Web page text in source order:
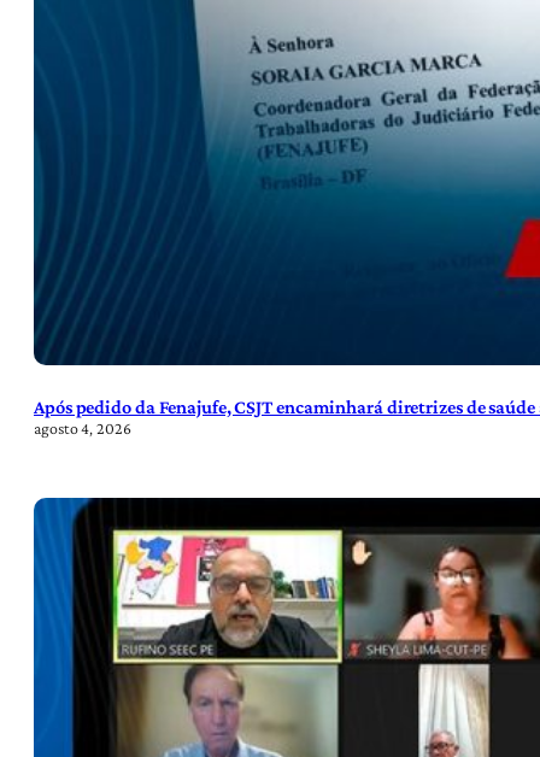
Após pedido da Fenajufe, CSJT encaminhará diretrizes de
agosto 4, 2026